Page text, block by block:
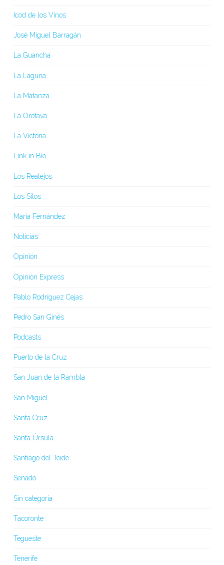
Icod de los Vinos
José Miguel Barragán
La Guancha
La Laguna
La Matanza
La Orotava
La Victoria
Link in Bio
Los Realejos
Los Silos
María Fernández
Noticias
Opinión
Opinión Express
Pablo Rodríguez Cejas
Pedro San Ginés
Podcasts
Puerto de la Cruz
San Juan de la Rambla
San Miguel
Santa Cruz
Santa Úrsula
Santiago del Teide
Senado
Sin categoría
Tacoronte
Tegueste
Tenerife